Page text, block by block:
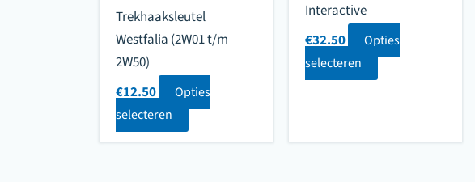
Trekhaaksleutel
Westfalia (2W01 t/m
2W50)
€12.50
Opties
selecteren
Interactive
€32.50
Opties
selecteren